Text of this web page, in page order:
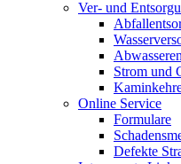
Ver- und
Strom und
Online Service
Formulare
Defekte